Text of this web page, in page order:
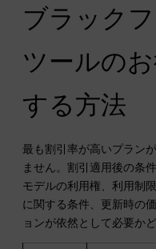
ブラック
ツールの
する方法
最も割引率が高いプラン
ません。割引適用後の条
モデルの利用権、利用制
に関する条件、更新時の
ョンが依然として必要か